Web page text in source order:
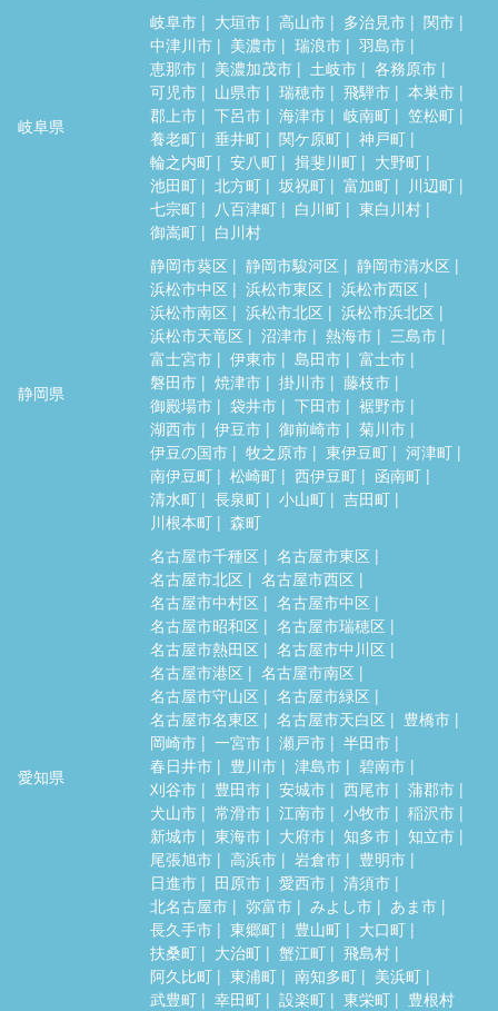
岐阜県
岐阜市 大垣市 高山市 多治見市
関市
中津川市
美濃市 瑞浪市
羽島市
恵那市
美濃加茂市 土岐市
各務原市
可児市
山県市 瑞穂市 飛騨市
本巣市
郡上市
下呂市 海津市 岐南町
笠松町
養老町
垂井町 関ケ原町
神戸町
輪之内町
安八町 揖斐川町
大野町
池田町
北方町 坂祝町 富加町
川辺町
七宗町
八百津町 白川町
東白川村
御嵩町
白川村
静岡県
静岡市葵区 静岡市駿河区
静岡市清水区
浜松市中区
浜松市東区
浜松市西区
浜松市南区
浜松市北区
浜松市浜北区
浜松市天竜区
沼津市 熱海市
三島市
富士宮市
伊東市 島田市
富士市
磐田市
焼津市 掛川市
藤枝市
御殿場市
袋井市 下田市
裾野市
湖西市
伊豆市 御前崎市
菊川市
伊豆の国市
牧之原市 東伊豆町
河津町
南伊豆町
松崎町 西伊豆町
函南町
清水町
長泉町 小山町
吉田町
川根本町
森町
愛知県
名古屋市千種区
名古屋市東区
名古屋市北区
名古屋市西区
名古屋市中村区
名古屋市中区
名古屋市昭和区
名古屋市瑞穂区
名古屋市熱田区
名古屋市中川区
名古屋市港区
名古屋市南区
名古屋市守山区
名古屋市緑区
名古屋市名東区
名古屋市天白区
豊橋市
岡崎市
一宮市 瀬戸市
半田市
春日井市
豊川市 津島市
碧南市
刈谷市
豊田市 安城市 西尾市
蒲郡市
犬山市
常滑市 江南市 小牧市
稲沢市
新城市
東海市 大府市 知多市
知立市
尾張旭市
高浜市 岩倉市
豊明市
日進市
田原市 愛西市
清須市
北名古屋市
弥富市 みよし市
あま市
長久手市
東郷町 豊山町
大口町
扶桑町
大治町 蟹江町
飛島村
阿久比町
東浦町 南知多町
美浜町
武豊町
幸田町 設楽町 東栄町 豊根村